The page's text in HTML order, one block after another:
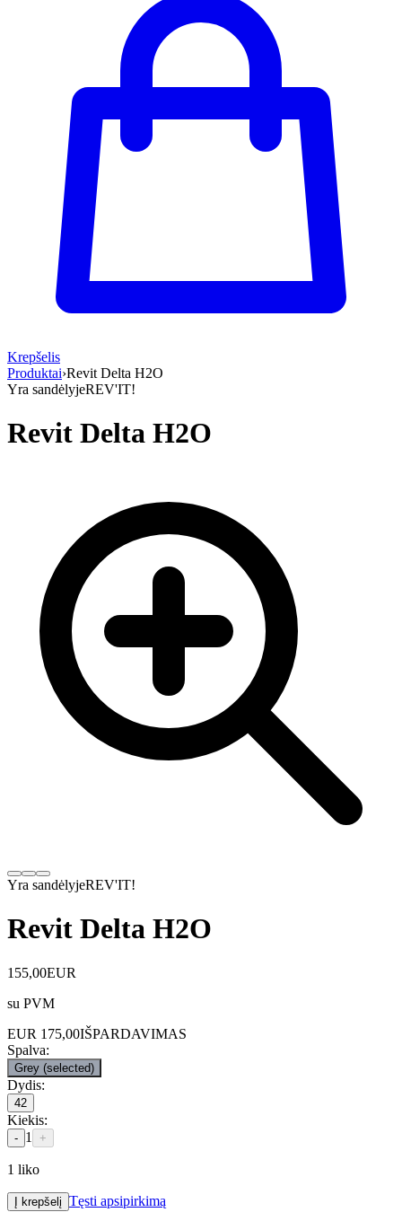
Krepšelis
Produktai›Revit Delta H2O
Yra sandėlyjeREV'IT!
Revit Delta H2O
Yra sandėlyjeREV'IT!
Revit Delta H2O
155,00EUR
su PVM
EUR 175,00IŠPARDAVIMAS
Spalva:
Grey (selected)
Dydis:
42
Kiekis:
- 1 +
1 liko
Į krepšelį Tęsti apsipirkimą